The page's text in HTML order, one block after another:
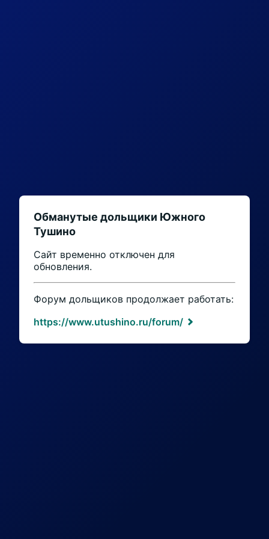
Обманутые дольщики Южного
Тушино
Сайт временно отключен для
обновления.
Форум дольщиков продолжает работать:
https://www.utushino.ru/forum/